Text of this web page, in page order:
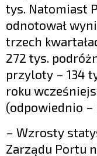
tys. Natomiast
odnotował
trzech
272 tys.
przyloty – 134
roku
(odpowiednio –
– Wzrosty
Zarządu Portu